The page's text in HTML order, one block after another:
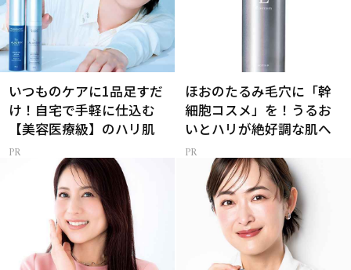
いつものケアに1品足すだ
け！自宅で手軽に仕込む
【美容医療級】のハリ肌
ほおのたるみ毛穴に「幹
細胞コスメ」を！うるお
いとハリが絶好調な肌へ